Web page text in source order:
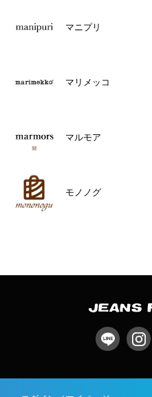
マニプリ
マリメッコ
マルモア
モノノグ